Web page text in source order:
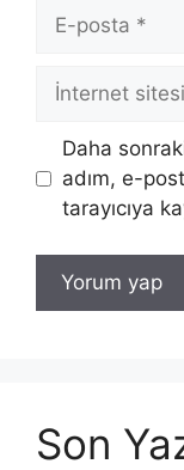
posta
İnternet
Daha
adım, e-
tarayıcıya
Son